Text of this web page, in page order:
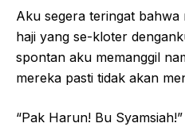
Aku segera teringat bahwa
haji yang se-kloter
spontan aku memanggil
mereka pasti tidak akan
“Pak Harun! Bu Syamsiah!”